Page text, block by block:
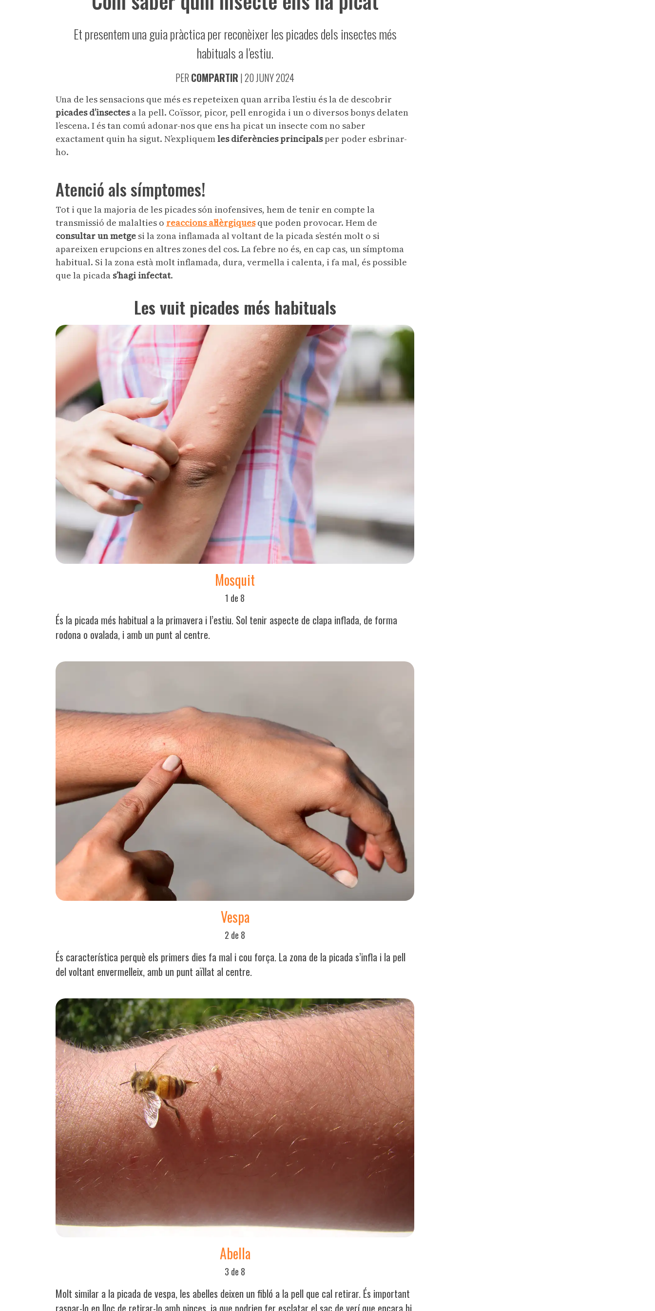
Et presentem una guia pràctica per reconèixer les picades dels insectes més
habituals a l'estiu.
PER COMPARTIR |20 JUNY 2024
Una de les sensacions que més es repeteixen quan arriba l’estiu és la de descobrir
picades d’insectesa la pell. Coïssor, picor, pell enrogida i un o diversos bonys delaten
l’escena. I és tan comú adonar-nos que ens ha picat un insecte com no saber
exactament quin ha sigut. N’expliquemles diferències principalsper poder esbrinar-
ho.
Atenció als símptomes!
Tot i que la majoria de les picades són inofensives, hem de tenir en compte la
transmissió de malalties o reaccions al·lèrgiquesque poden provocar. Hem de
consultar un metge si la zona inflamada al voltant de la picada s’estén molt o si
apareixen erupcions en altres zones del cos. La febre no és, en cap cas, un símptoma
habitual. Si la zona està molt inflamada, dura, vermella i calenta, i fa mal, és possible
que la picada s’hagi infectat.
Les vuit picades més habituals
Mosquit
1 de 8
És la picada més habitual a la primavera i l’estiu. Sol tenir aspecte de clapa inflada, de forma
rodona o ovalada, i amb un punt al centre.
Vespa
2 de 8
És característica perquè els primers dies fa mal i cou força. La zona de la picada s’infla i la pell
del voltant envermelleix, amb un punt aïllat al centre.
Abella
3 de 8
Molt similar a la picada de vespa, les abelles deixen un fibló a la pell que cal retirar. És important